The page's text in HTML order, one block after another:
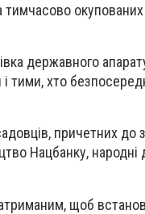
тимчасово
державного
тими, хто
причетних
Нацбанку, народні
щоб